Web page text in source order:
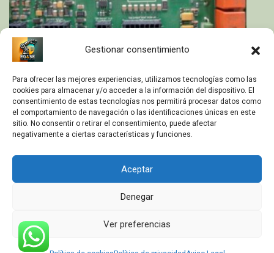
Gestionar consentimiento
Para ofrecer las mejores experiencias, utilizamos tecnologías como las
cookies para almacenar y/o acceder a la información del dispositivo. El
consentimiento de estas tecnologías nos permitirá procesar datos como
el comportamiento de navegación o las identificaciones únicas en este
sitio. No consentir o retirar el consentimiento, puede afectar
negativamente a ciertas características y funciones.
Aceptar
Denegar
Ver preferencias
DSQC400 3HACE030162-001
2025 Copyright © Estudios Generales & Servicios Electrónicos.
Todos los derechos reservados.